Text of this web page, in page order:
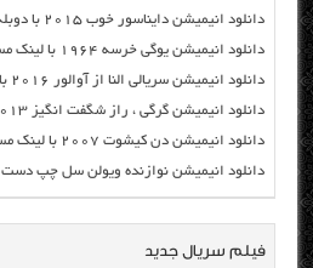
دانلود انیمیشن دایناسور خوب ۲۰۱۵ با دوبله فارسی
دانلود انیمیشن یوگی خرسه ۱۹۶۴ با لینک مستقیم
دانلود انیمیشن سریالی النا از آوالور ۲۰۱۶ با لینک مستقیم
دانلود انیمیشن گرگی ، راز شگفت انگیز ۲۰۱۳ با لینک مستقیم
دانلود انیمیشن دن کیشوت ۲۰۰۷ با لینک مستقیم
دانلود انیمیشن نوازنده ویولن سل چپ دست ۱۹۸۲ با لینک مستقیم
فیلم سریال جدید